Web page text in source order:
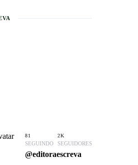
81
SEGUINDO
2K
SEGUIDORES
@editoraescreva